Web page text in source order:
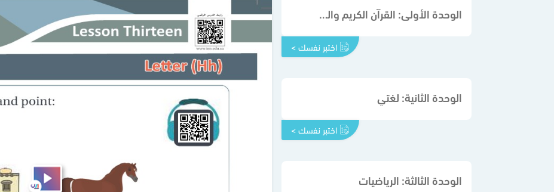
الوحدة الأولى: القرآن الكريم والدراسات الإسلامية
اختبر نفسك >
الوحدة الثانية: لغتي
اختبر نفسك >
الوحدة الثالثة: الرياضيات